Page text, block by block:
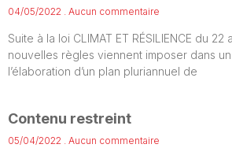
04/05/2022 Aucun commentaire
Suite à la loi CLIMAT ET RÉSILIENCE du 22
nouvelles règles viennent imposer dans
l’élaboration d’un plan pluriannuel de
Contenu restreint
05/04/2022 Aucun commentaire